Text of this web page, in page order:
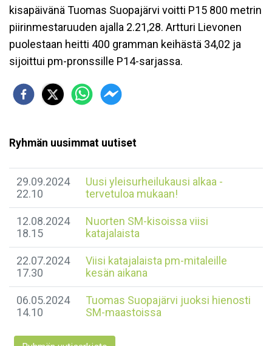
kisapäivänä Tuomas Suopajärvi voitti P15 800 metrin
piirinmestaruuden ajalla 2.21,28. Artturi Lievonen
puolestaan heitti 400 gramman keihästä 34,02 ja
sijoittui pm-pronssille P14-sarjassa.
Ryhmän uusimmat uutiset
29.09.2024
22.10
Uusi yleisurheilukausi alkaa -
tervetuloa mukaan!
12.08.2024
18.15
Nuorten SM-kisoissa viisi
katajalaista
22.07.2024
17.30
Viisi katajalaista pm-mitaleille
kesän aikana
06.05.2024
14.10
Tuomas Suopajärvi juoksi hienosti
SM-maastoissa